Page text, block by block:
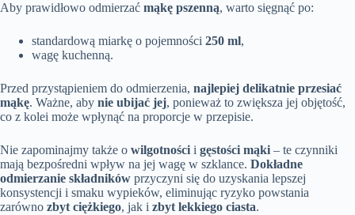
Aby prawidłowo odmierzać mąkę pszenną, warto sięgnąć po:
standardową miarkę o pojemności 250 ml,
wagę kuchenną.
Przed przystąpieniem do odmierzenia, najlepiej delikatnie przesiać
mąkę. Ważne, aby nie ubijać jej, ponieważ to zwiększa jej objętość,
co z kolei może wpłynąć na proporcje w przepisie.
Nie zapominajmy także o wilgotności i gęstości mąki – te czynniki
mają bezpośredni wpływ na jej wagę w szklance. Dokładne
odmierzanie składników przyczyni się do uzyskania lepszej
konsystencji i smaku wypieków, eliminując ryzyko powstania
zarówno zbyt ciężkiego, jak i zbyt lekkiego ciasta.